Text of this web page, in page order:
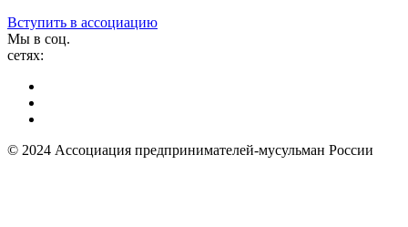
Вступить в ассоциацию
Мы в соц.
сетях:
© 2024 Ассоциация предпринимателей-мусульман России